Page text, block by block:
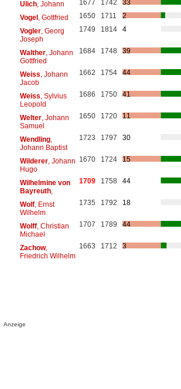
Ulich, Johann 1677 1742
33
Vogel, Gottfried 1650 1711
2
Vogler, Georg
Joseph
1749 1814 4
Walther, Johann
Gottfried
1684 1748 39
Weiss , Johann
Jacob
1662 1754 44
Weiss , Sylvius
Leopold
1686 1750 41
Welter, Johann
Samuel
1650 1720 11
Wendling,
Johann Baptist
1723 1797 30
Wilderer, Johann
Hugo
1670 1724 15
Wilhelmine von
Bayreuth,
1709 1758 44
Wolf, Ernst
Wilhelm
1735 1792 18
Wolff, Christian
Michael
1707 1789 44
Zachow,
Friedrich Wilhelm
1663 1712 3
Anzeige